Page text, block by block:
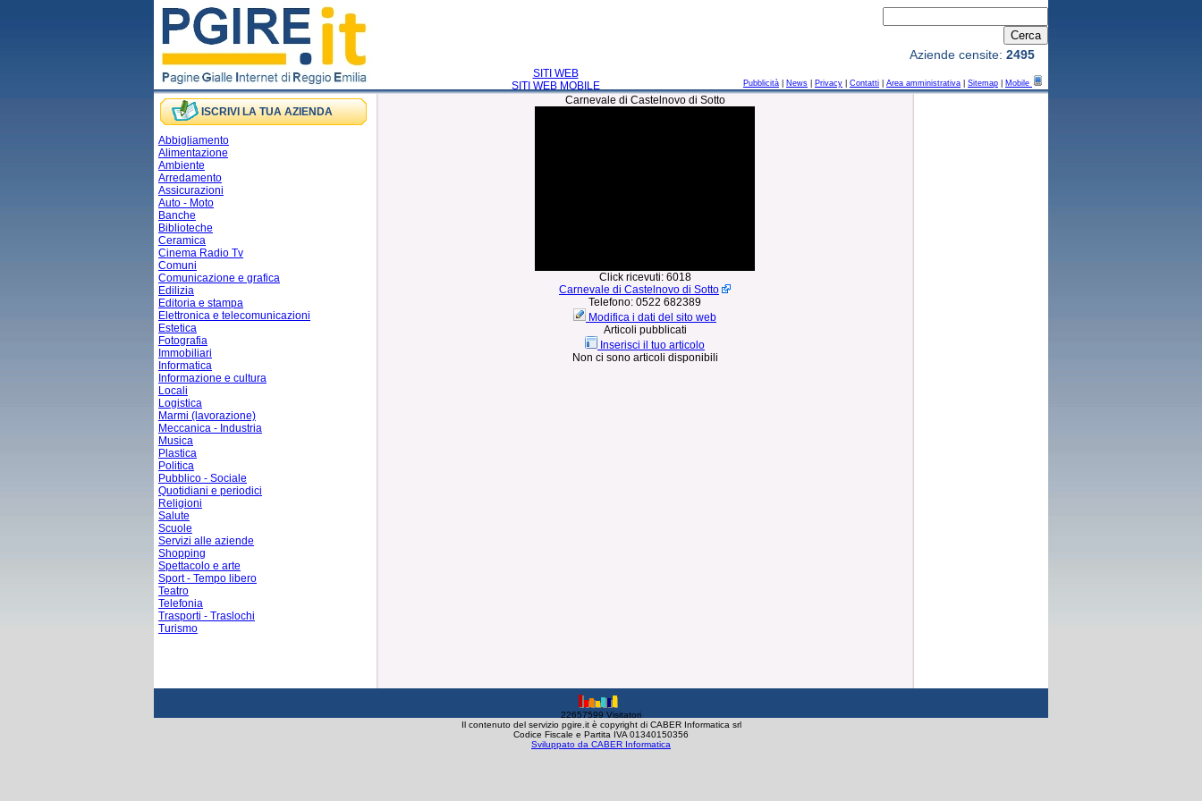
SITI WEB
SITI WEB MOBILE
Pubblicità News Privacy Contatti Area amministrativa Sitemap Mobile
Aziende censite: 2495
ISCRIVI LA TUA AZIENDA
Abbigliamento
Alimentazione
Ambiente
Arredamento
Assicurazioni
Auto - Moto
Banche
Biblioteche
Ceramica
Cinema Radio Tv
Comuni
Comunicazione e grafica
Edilizia
Editoria e stampa
Elettronica e telecomunicazioni
Estetica
Fotografia
Immobiliari
Informatica
Informazione e cultura
Locali
Logistica
Marmi (lavorazione)
Meccanica - Industria
Musica
Plastica
Politica
Pubblico - Sociale
Quotidiani e periodici
Religioni
Salute
Scuole
Servizi alle aziende
Shopping
Spettacolo e arte
Sport - Tempo libero
Teatro
Telefonia
Trasporti - Traslochi
Turismo
Carnevale di Castelnovo di Sotto
Click ricevuti: 6018
Carnevale di Castelnovo di Sotto
Telefono: 0522 682389
Modifica i dati del sito web
Articoli pubblicati
Inserisci il tuo articolo
Non ci sono articoli disponibili
22657599 Visitatori
Il contenuto del servizio pgire.it è copyright di CABER Informatica srl
Codice Fiscale e Partita IVA 01340150356
Sviluppato da CABER Informatica